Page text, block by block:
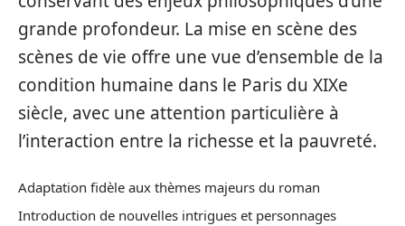
grande profondeur. La mise en scène des
scènes de vie offre une vue d’ensemble de la
condition humaine dans le Paris du XIXe
siècle, avec une attention particulière à
l’interaction entre la richesse et la pauvreté.
Adaptation fidèle aux thèmes majeurs du roman
Introduction de nouvelles intrigues et personnages